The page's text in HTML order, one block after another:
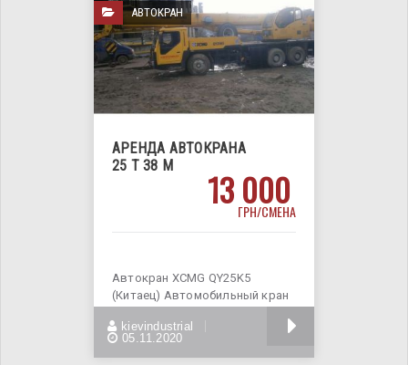
АВТОКРАН
АРЕНДА АВТОКРАНА
25 Т 38 М
13 000
ГРН/СМЕНА
Автокран XCMG QY25K5
(Китаец) Автомобильный кран
техники
kievindustrial
05.11.2020